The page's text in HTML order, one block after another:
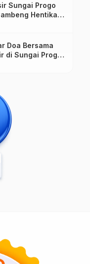
Sungai Progo
Hentikan
Doa Bersama
di Sungai Progo